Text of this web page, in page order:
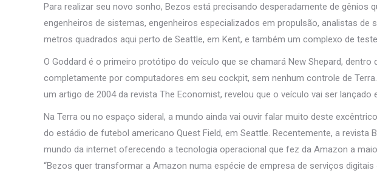
Para realizar seu novo sonho, Bezos está precisando desperadamente de
engenheiros de sistemas, engenheiros especializados em propulsão, analistas
metros quadrados aqui perto de Seattle, em Kent, e também um complexo de
O Goddard é o primeiro protótipo do veículo que se chamará New Shepard,
completamente por computadores em seu cockpit, sem nenhum controle de
um artigo de 2004 da revista The Economist, revelou que o veículo vai ser
Na Terra ou no espaço sideral, a mundo ainda vai ouvir falar muito deste
do estádio de futebol americano Quest Field, em Seattle. Recentemente, a
mundo da internet oferecendo a tecnologia operacional que fez da Amazon a
“Bezos quer transformar a Amazon numa espécie de empresa de serviços